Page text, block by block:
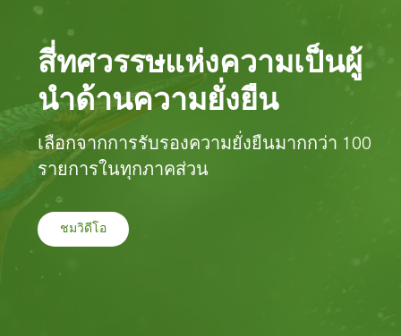
สี่ทศวรรษแห่งความเป็นผู้
นําด้านความยั่งยืน
เลือกจากการรับรองความยั่งยืนมากกว่า 100
รายการในทุกภาคส่วน
ชมวิดีโอ